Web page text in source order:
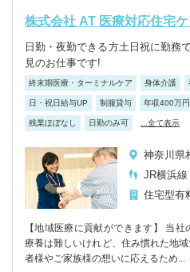
株式会社 AT 医療対応住宅
日勤・夜勤できる方土日祝に勤務
見のお仕事です!
終末期医療・ターミナルケア 身体介護
日・祝日給与UP 制服貸与 年収400万
残業ほぼなし 日勤のみ可 ...全て表示
神奈川県
JR横浜線
住宅型有
【地域医療に貢献ができます】 当
療養は難しいけれど、住み慣れた地
者様やご家族様の想いに応えるため...